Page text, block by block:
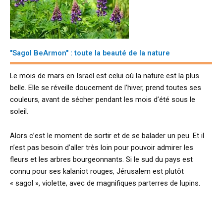
"Sagol BeArmon" : toute la beauté de la nature
Le mois de mars en Israël est celui où la nature est la plus
belle. Elle se réveille doucement de l’hiver, prend toutes ses
couleurs, avant de sécher pendant les mois d’été sous le
soleil.
Alors c’est le moment de sortir et de se balader un peu. Et il
n’est pas besoin d’aller très loin pour pouvoir admirer les
fleurs et les arbres bourgeonnants. Si le sud du pays est
connu pour ses kalaniot rouges, Jérusalem est plutôt
« sagol », violette, avec de magnifiques parterres de lupins.